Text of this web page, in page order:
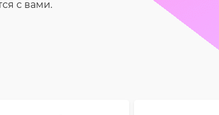
с вами.